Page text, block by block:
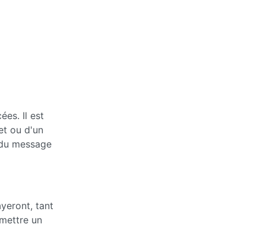
Il est
ou d'un
message
tant
un